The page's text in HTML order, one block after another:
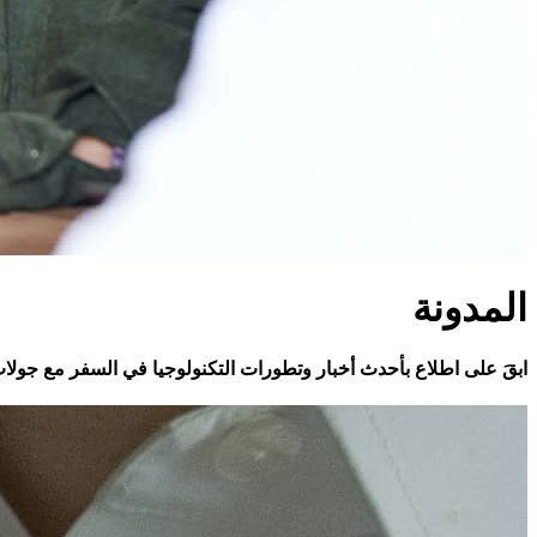
المدونة
ابقَ على اطلاع بأحدث أخبار وتطورات التكنولوجيا في السفر مع